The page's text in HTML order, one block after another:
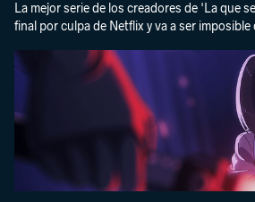
La mejor serie de los creadores de 'La que
final por culpa de Netflix y va a ser